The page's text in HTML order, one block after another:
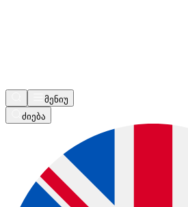
მენიუ
ძიება